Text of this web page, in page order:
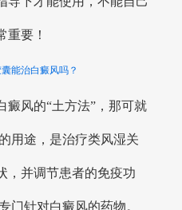
重要！
能治白癜风吗？
癜风的“土方法”，那可就
用途，是治疗类风湿关
，并调节患者的免疫功
门针对白癜风的药物。